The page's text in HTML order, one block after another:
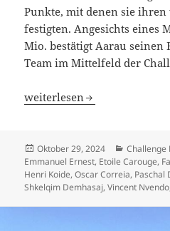
Punkte, mit denen sie
festigten. Angesichts eines
Mio. bestätigt Aarau seinen
Team im Mittelfeld der
Mit Etoile Carouge führt
weiterlesen
Veröffentlicht
am
Oktober 29, 2024 Kategorien
Challenge
Emmanuel Ernest, Etoile Carouge,
Henri Koide,Oscar Correia, Paschal
Shkelqim Demhasaj,Vincent Nvendo